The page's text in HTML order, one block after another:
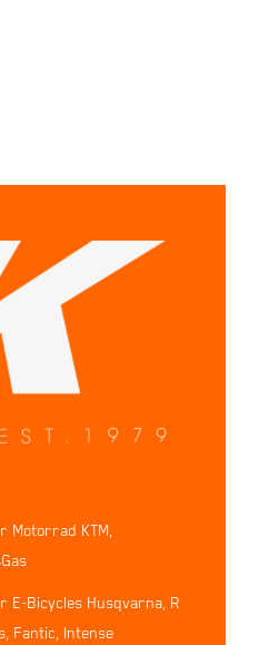
Motorrad KTM,
E-Bicycles Husqvarna, R
Fantic, Intense